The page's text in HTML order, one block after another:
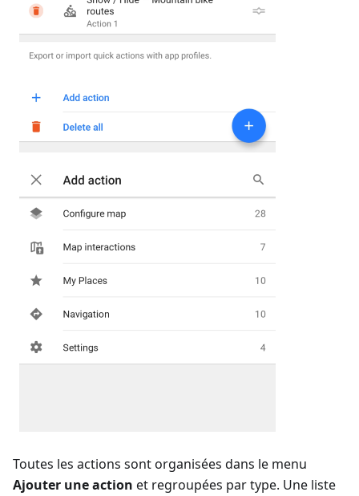
Toutes les actions sont organisées dans le menu
Ajouter une action et regroupées par type. Une liste